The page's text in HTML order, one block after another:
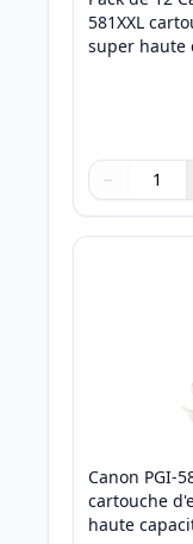
581XXL
super haute
Quantité
Utilisez les
−
Quantité
Canon PGI-
cartouche
haute